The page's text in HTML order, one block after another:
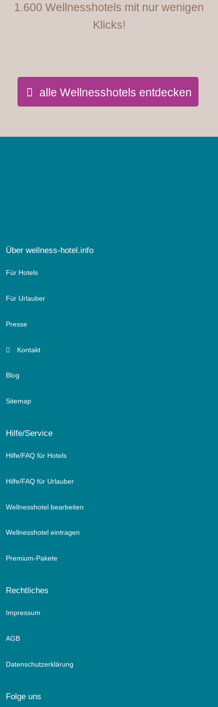
1.600 Wellnesshotels mit nur wenigen
Klicks!
alle Wellnesshotels entdecken
Über wellness-hotel.info
Für Hotels
Für Urlauber
Presse
Kontakt
Blog
Sitemap
Hilfe/Service
Hilfe/FAQ für Hotels
Hilfe/FAQ für Urlauber
Wellnesshotel bearbeiten
Wellnesshotel eintragen
Premium-Pakete
Rechtliches
Impressum
AGB
Datenschutzerklärung
Folge uns